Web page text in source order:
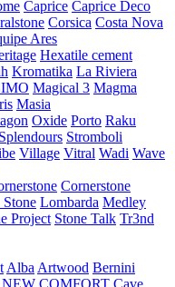
Caprice Caprice Deco
Corsica Costa Nova
Ares
Hexatile cement
Kromatika La Riviera
Magical 3 Magma
Masia
Oxide Porto Raku
Splendours Stromboli
Village Vitral Wadi Wave
Cornerstone
Lombarda Medley
Project Stone Talk Tr3nd
Alba Artwood Bernini